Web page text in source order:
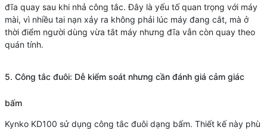
đĩa quay sau khi nhả công tắc. Đây là yếu tố quan trọng với máy
mài, vì nhiều tai nạn xảy ra không phải lúc máy đang cắt, mà ở
thời điểm người dùng vừa tắt máy nhưng đĩa vẫn còn quay theo
quán tính.
5. Công tắc đuôi: Dễ kiểm soát nhưng cần đánh giá cảm giác
bấm
Kynko KD100 sử dụng công tắc đuôi dạng bấm. Thiết kế này phù